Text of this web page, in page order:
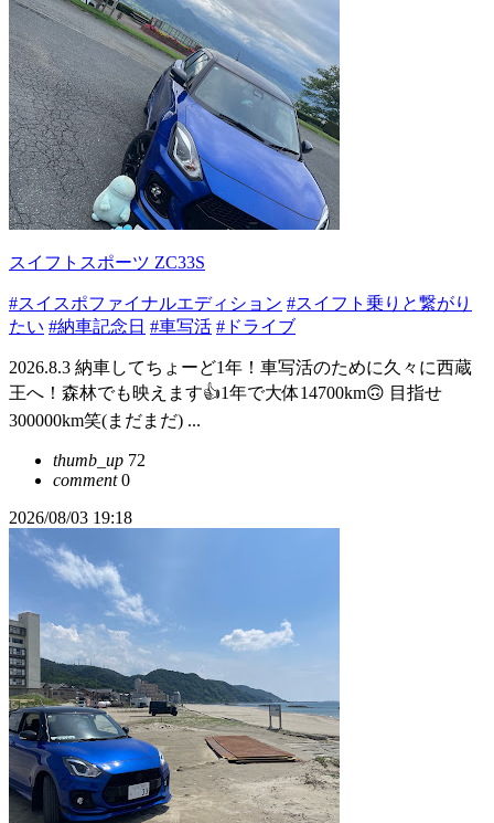
スイフトスポーツ ZC33S
#スイスポファイナルエディション #スイフト乗りと繋がり
たい #納車記念日 #車写活 #ドライブ
2026.8.3 納車してちょーど1年！車写活のために久々に西蔵
王へ！森林でも映えます👍1年で大体14700km🙃 目指せ
300000km笑(まだまだ) ...
thumb_up 72
comment0
2026/08/03 19:18